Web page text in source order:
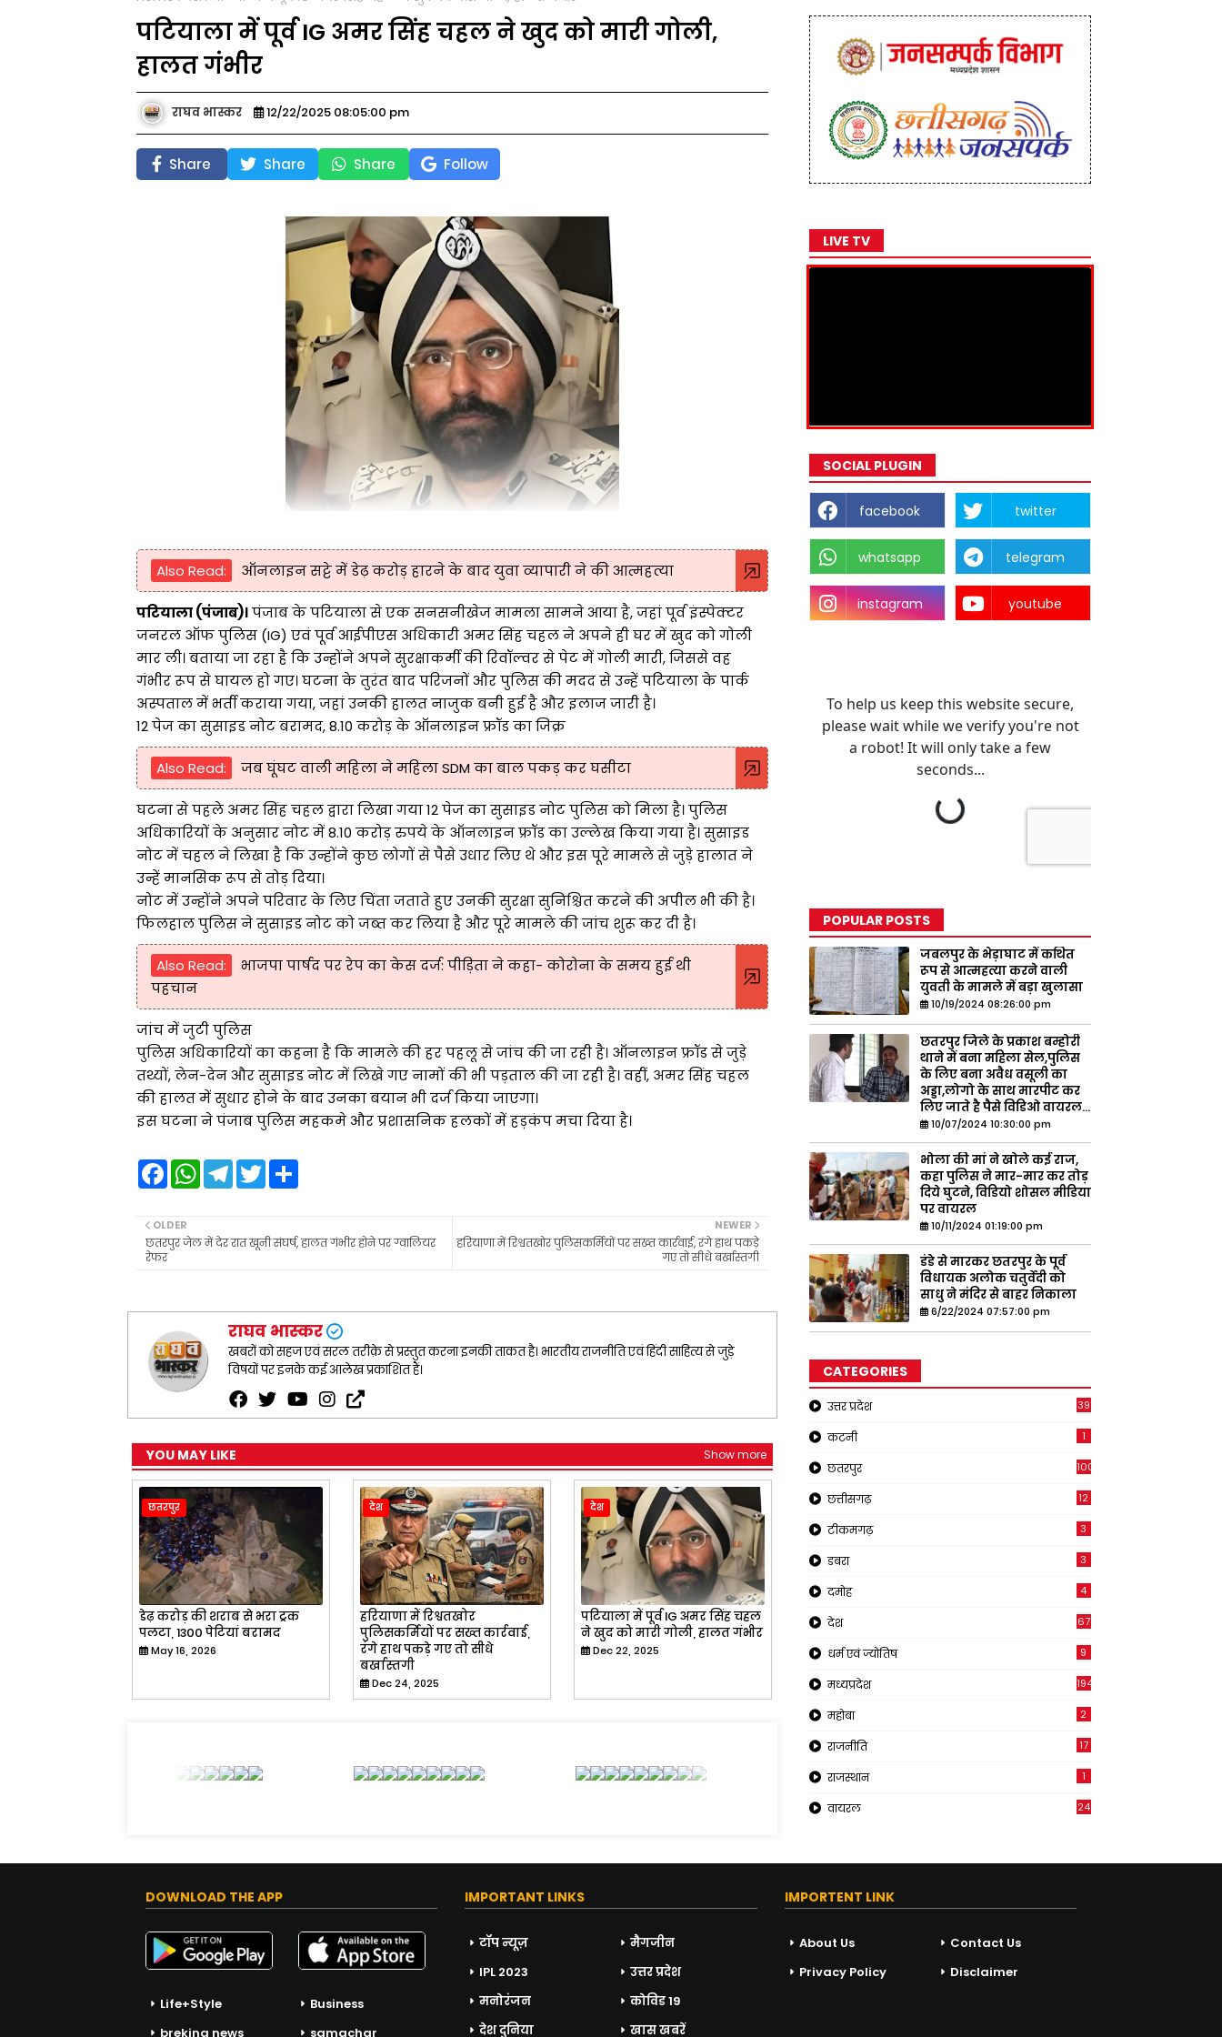
पटियाला में पूर्व IG अमर सिंह चहल ने खुद को मारी गोली,
हालत गंभीर
राघव भास्कर 12/22/2025 08:05:00 pm
Share Share Share Follow
Also Read: ऑनलाइन सट्टे में डेढ़ करोड़ हारने के बाद युवा व्यापारी ने की आत्महत्या
पटियाला (पंजाब)।पंजाब के पटियाला से एक सनसनीखेज मामला सामने आया है, जहां पूर्व इंस्पेक्टर
जनरल ऑफ पुलिस (IG) एवं पूर्व आईपीएस अधिकारी अमर सिंह चहल ने अपने ही घर में खुद को गोली
मार ली। बताया जा रहा है कि उन्होंने अपने सुरक्षाकर्मी की रिवॉल्वर से पेट में गोली मारी, जिससे वह
गंभीर रूप से घायल हो गए। घटना के तुरंत बाद परिजनों और पुलिस की मदद से उन्हें पटियाला के पार्क
अस्पताल में भर्ती कराया गया, जहां उनकी हालत नाजुक बनी हुई है और इलाज जारी है।
12 पेज का सुसाइड नोट बरामद, 8.10 करोड़ के ऑनलाइन फ्रॉड का जिक्र
Also Read: जब घूंघट वाली महिला ने महिला SDM का बाल पकड़ कर घसीटा
घटना से पहले अमर सिंह चहल द्वारा लिखा गया 12 पेज का सुसाइड नोट पुलिस को मिला है। पुलिस
अधिकारियों के अनुसार नोट में 8.10 करोड़ रुपये के ऑनलाइन फ्रॉड का उल्लेख किया गया है। सुसाइड
नोट में चहल ने लिखा है कि उन्होंने कुछ लोगों से पैसे उधार लिए थे और इस पूरे मामले से जुड़े हालात ने
उन्हें मानसिक रूप से तोड़ दिया।
नोट में उन्होंने अपने परिवार के लिए चिंता जताते हुए उनकी सुरक्षा सुनिश्चित करने की अपील भी की है।
फिलहाल पुलिस ने सुसाइड नोट को जब्त कर लिया है और पूरे मामले की जांच शुरू कर दी है।
Also Read:
भाजपा पार्षद पर रेप का केस दर्ज: पीड़िता ने कहा- कोरोना के समय हुई थी
पहचान
जांच में जुटी पुलिस
पुलिस अधिकारियों का कहना है कि मामले की हर पहलू से जांच की जा रही है। ऑनलाइन फ्रॉड से जुड़े
तथ्यों, लेन-देन और सुसाइड नोट में लिखे गए नामों की भी पड़ताल की जा रही है। वहीं, अमर सिंह चहल
की हालत में सुधार होने के बाद उनका बयान भी दर्ज किया जाएगा।
इस घटना ने पंजाब पुलिस महकमे और प्रशासनिक हलकों में हड़कंप मचा दिया है।
F
a
b
o
o
W
A
T
e
r
T
e
S
NEWER
हरियाणा में रिश्वतखोर पुलिसकर्मियों पर सख्त कार्रवाई, रंगे हाथ पकड़े
गए तो सीधे बर्खास्तगी
OLDER
छतरपुर जेल में देर रात खूनी संघर्ष, हालत गंभीर होने पर ग्वालियर
रेफर
राघव भास्कर
खबरों को सहज एवं सरल तरीक़े से प्रस्तुत करना इनकी ताकत है। भारतीय राजनीति एवं हिंदी साहित्य से जुड़े
विषयों पर इनके कई आलेख प्रकाशित हैं।
YOU MAY LIKE Show more
छतरपुर
डेढ़ करोड़ की शराब से भरा ट्रक
पलटा, 1300 पेटियां बरामद
May 16, 2026
देश
हरियाणा में रिश्वतखोर
पुलिसकर्मियों पर सख्त कार्रवाई,
रंगे हाथ पकड़े गए तो सीधे
बर्खास्तगी
Dec 24, 2025
देश
पटियाला में पूर्व IG अमर सिंह चहल
ने खुद को मारी गोली, हालत गंभीर
Dec 22, 2025
LIVE TV
SOCIAL PLUGIN
facebook twitter
whatsapp telegram
instagram youtube
POPULAR POSTS
जबलपुर के भेड़ाघाट में कथित
रूप से आत्महत्या करने वाली
युवती के मामले में बड़ा खुलासा
10/19/2024 08:26:00 pm
छतरपुर जिले के प्रकाश बम्होरी
थाने में बना महिला सेल,पुलिस
के लिए बना अवैध वसूली का
अड्डा,लोगो के साथ मारपीट कर
लिए जाते है पैसे विडिओ वायरल...
10/07/2024 10:30:00 pm
भोला की मां ने खोले कई राज,
कहा पुलिस ने मार-मार कर तोड़
दिये घुटने, विडियो शोसल मीडिया
पर वायरल
10/11/2024 01:19:00 pm
डंडे से मारकर छतरपुर के पूर्व
विधायक अलोक चतुर्वेदी को
साधु ने मंदिर से बाहर निकाला
6/22/2024 07:57:00 pm
CATEGORIES
उत्तर प्रदेश 39
कटनी 1
छतरपुर 1001
छत्तीसगढ़ 12
टीकमगढ़ 3
डबरा 3
दमोह 4
देश 67
धर्म एवं ज्योतिष 9
मध्यप्रदेश 194
महोबा 2
राजनीति 17
राजस्थान 1
वायरल 24
DOWNLOAD THE APP
Life+Style
Business
breking news
samachar
IMPORTANT LINKS
टॉप न्यूज़
मैगजीन
IPL 2023
उत्तर प्रदेश
मनोरंजन
कोविड 19
देश दुनिया
खास खबरें
IMPORTENT LINK
About Us
Contact Us
Privacy Policy
Disclaimer